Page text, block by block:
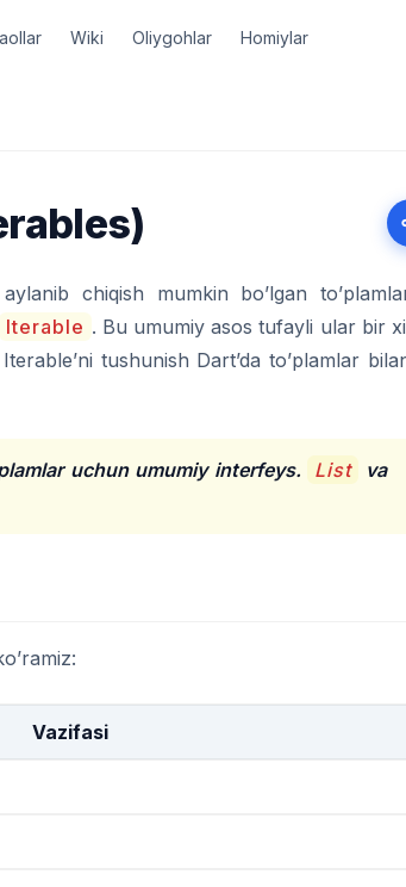
Wiki Oliygohlar Homiylar
chiqish mumkin bo’lgan
Iterable . Bu umumiy asos tufayli ular bir
tushunish Dart’da to’plamlar
uchun umumiy interfeys. List
va
Vazifasi